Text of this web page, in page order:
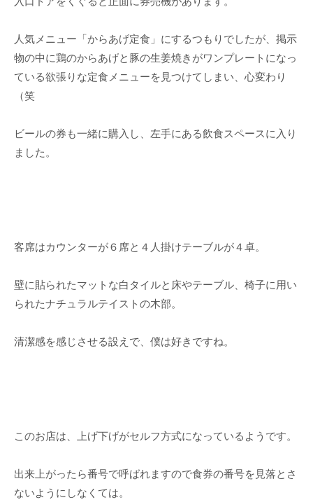
人気メニュー「からあげ定食」にするつもりでしたが、掲示
物の中に鶏のからあげと豚の生姜焼きがワンプレートになっ
ている欲張りな定食メニューを見つけてしまい、心変わり
（笑
ビールの券も一緒に購入し、左手にある飲食スペースに入り
ました。
客席はカウンターが６席と４人掛けテーブルが４卓。
壁に貼られたマットな白タイルと床やテーブル、椅子に用い
られたナチュラルテイストの木部。
清潔感を感じさせる設えで、僕は好きですね。
このお店は、上げ下げがセルフ方式になっているようです。
出来上がったら番号で呼ばれますので食券の番号を見落とさ
ないようにしなくては。